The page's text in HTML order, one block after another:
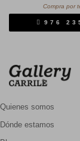
Compra por
976
Quienes somos
Dónde estamos